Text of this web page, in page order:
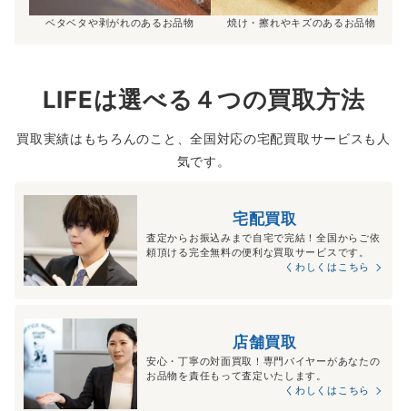
ベタベタや剥がれのあるお品物 焼け・擦れやキズのあるお品物
LIFEは選べる４つの買取方法
買取実績はもちろんのこと、全国対応の宅配買取サービスも人
気です。
宅配買取
査定からお振込みまで自宅で完結！全国からご依
頼頂ける完全無料の便利な買取サービスです。
くわしくはこちら
店舗買取
安心・丁寧の対面買取！専門バイヤーがあなたの
お品物を責任もって査定いたします。
くわしくはこちら